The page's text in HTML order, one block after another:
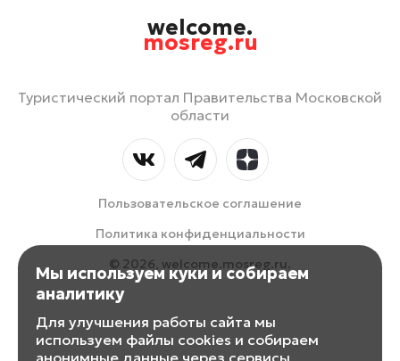
welcome.
mosreg.ru
Туристический портал Правительства Московской
области
Пользовательское соглашение
Политика конфиденциальности
© 2026, welcome.mosreg.ru.
Мы используем куки и собираем
аналитику
Для улучшения работы сайта мы
используем файлы cookies и собираем
анонимные данные через сервисы